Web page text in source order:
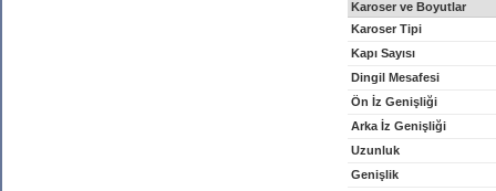
Karoser ve Boyutlar
Karoser Tipi
Kapı Sayısı
Dingil Mesafesi
Ön İz Genişliği
Arka İz Genişliği
Uzunluk
Genişlik